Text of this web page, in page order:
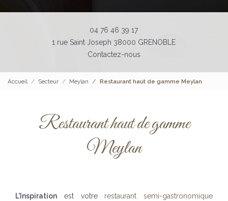
04 76 46 39 17
1 rue Saint Joseph 38000 GRENOBLE
Contactez-nous
Accueil Secteur Meylan Restaurant haut de gamme Meylan
Restaurant haut de gamme
Meylan
L’Inspiration est votre restaurant semi-gastronomique